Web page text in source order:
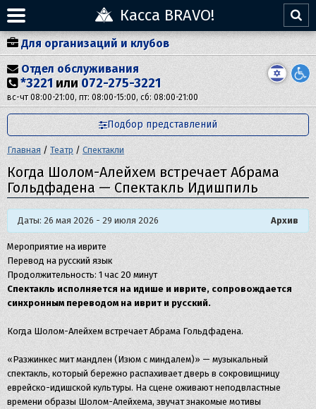
Касса BRAVO!
Для организаций и клубов
Отдел обслуживания
*3221 или 072-275-3221
вс-чт 08:00-21:00, пт: 08:00-15:00, сб: 08:00-21:00
Подбор представлений
Главная / Театр / Спектакли
Когда Шолом-Алейхем встречает Абрама
Гольдфадена — Спектакль Идишпиль
Архив
Даты: 26 мая 2026 - 29 июля 2026
Мероприятие на иврите
Перевод на русский язык
Продолжительность: 1 час 20 минут
Спектакль исполняется на идише и иврите, сопровождается
синхронным переводом на иврит и русский.
Когда Шолом-Алейхем встречает Абрама Гольдфадена.
«Разжинкес мит мандлен (Изюм с миндалем)» — музыкальный
спектакль, который бережно распахивает дверь в сокровищницу
еврейско-идишской культуры. На сцене оживают неподвластные
времени образы Шолом-Алейхема, звучат знакомые мотивы